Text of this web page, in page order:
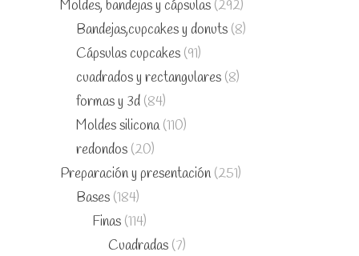
Moldes, bandejas y cápsulas (292)
Bandejas,cupcakes y donuts (8)
Cápsulas cupcakes (91)
cuadrados y rectangulares (8)
formas y 3d (84)
Moldes silicona (110)
redondos (20)
Preparación y presentación (251)
Bases (184)
Finas (114)
Cuadradas (7)